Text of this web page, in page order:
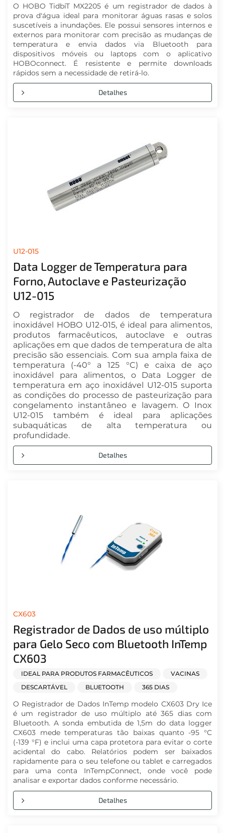
O HOBO TidbiT MX2205 é um registrador de dados à
prova d'água ideal para monitorar águas rasas e solos
suscetíveis a inundações. Ele possui sensores internos e
externos para monitorar com precisão as mudanças de
temperatura e envia dados via Bluetooth para
dispositivos móveis ou laptops com o aplicativo
HOBOconnect. É resistente e permite downloads
rápidos sem a necessidade de retirá-lo.
Detalhes
U12-015
Data Logger de Temperatura para
Forno, Autoclave e Pasteurização
U12-015
O registrador de dados de temperatura
inoxidável HOBO U12-015, é ideal para alimentos,
produtos farmacêuticos, autoclave e outras
aplicações em que dados de temperatura de alta
precisão são essenciais. Com sua ampla faixa de
temperatura (-40° a 125 °C) e caixa de aço
inoxidável para alimentos, o Data Logger de
temperatura em aço inoxidável U12-015 suporta
as condições do processo de pasteurização para
congelamento instantâneo e lavagem. O Inox
U12-015 também é ideal para aplicações
subaquáticas de alta temperatura ou
profundidade.
Detalhes
CX603
Registrador de Dados de uso múltiplo
para Gelo Seco com Bluetooth InTemp
CX603
IDEAL PARA PRODUTOS FARMACÊUTICOS
VACINAS
DESCARTÁVEL
BLUETOOTH 365 DIAS
O Registrador de Dados InTemp modelo CX603 Dry Ice
é um registrador de uso múltiplo até 365 dias com
Bluetooth. A sonda embutida de 1,5m do data logger
CX603 mede temperaturas tão baixas quanto -95 °C
(-139 °F) e inclui uma capa protetora para evitar o corte
acidental do cabo. Relatórios podem ser baixados
rapidamente para o seu telefone ou tablet e carregados
para uma conta InTempConnect, onde você pode
analisar e exportar dados conforme necessário.
Detalhes